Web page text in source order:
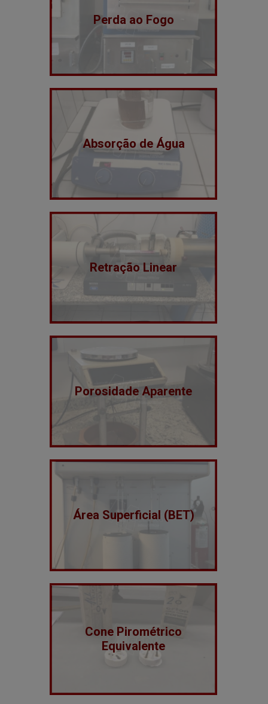
Perda ao Fogo
Absorção de Água
Retração Linear
Porosidade Aparente
Área Superficial (BET)
Cone Pirométrico
Equivalente